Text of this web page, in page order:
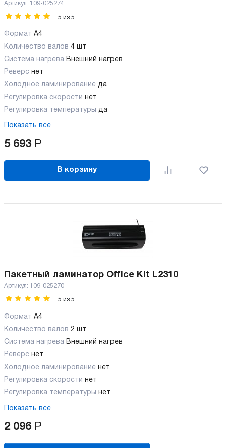
Артикул: 109-025274
5 из 5
Формат A4
Количество валов 4 шт
Cистема нагрева Внешний нагрев
Реверс нет
Холодное ламинирование да
Регулировка скорости нет
Регулировка температуры да
Показать все
5 693 Р
В корзину
Пакетный ламинатор Office Kit L2310
Артикул: 109-025270
5 из 5
Формат A4
Количество валов 2 шт
Cистема нагрева Внешний нагрев
Реверс нет
Холодное ламинирование нет
Регулировка скорости нет
Регулировка температуры нет
Показать все
2 096 Р